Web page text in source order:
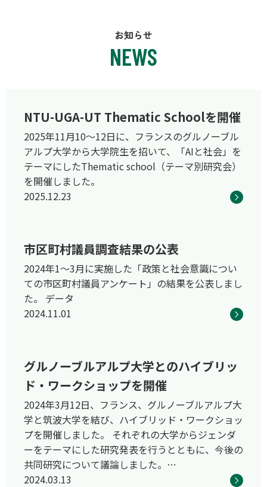
お知らせ
NEWS
2025.12.23
NTU-UGA-UT Thematic Schoolを開催
2025年11月10～12日に、フランスのグルノーブル
アルプ大学から大学院生を招いて、「AIと社会」を
テーマにしたThematic school（テーマ別研究会）
を開催しました。
2024.11.01
市区町村議員調査結果の公表
2024年1～3月に実施した「政策と社会意識につい
ての市区町村議員アンケート」の結果を公表しまし
た。 データ
2024.03.13
グルノーブルアルプ大学とのハイブリッ
ド・ワークショップを開催
2024年3月12日、フランス、グルノーブルアルプ大
学と筑波大学を結び、ハイブリッド・ワークショッ
プを開催しました。 それぞれの大学からジェンダ
ーをテーマにした研究発表を行うとともに、今後の
共同研究について議論しました。…